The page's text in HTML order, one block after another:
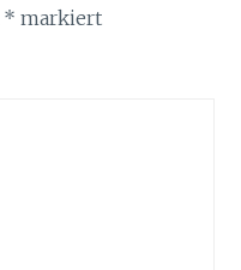
* markiert